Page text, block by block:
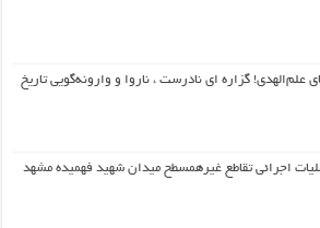
علم‌الهدی! گزاره ای نادرست ، ناروا و وارونه‌گویی تاریخ
اجرائی تقاطع غیرهمسطح میدان شهید فهمیده مشهد